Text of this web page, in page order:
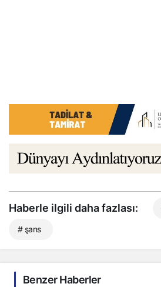
Haberle ilgili daha fazlası:
# şans
Benzer Haberler